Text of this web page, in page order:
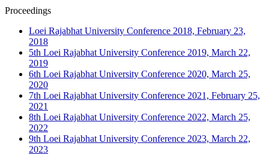
Proceedings
Loei Rajabhat University Conference 2018, February 23,
2018
5th Loei Rajabhat University Conference 2019, March 22,
2019
6th Loei Rajabhat University Conference 2020, March 25,
2020
7th Loei Rajabhat University Conference 2021, February 25,
2021
8th Loei Rajabhat University Conference 2022, March 25,
2022
9th Loei Rajabhat University Conference 2023, March 22,
2023